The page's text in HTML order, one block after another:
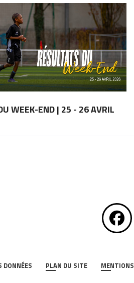
WEEK-END | 25 - 26 AVRIL
DONNÉES PLAN DU SITE